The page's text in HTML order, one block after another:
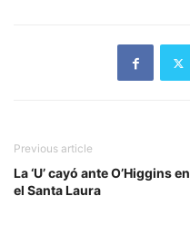
Previous article
La ‘U’ cayó ante O’Higgins en
el Santa Laura